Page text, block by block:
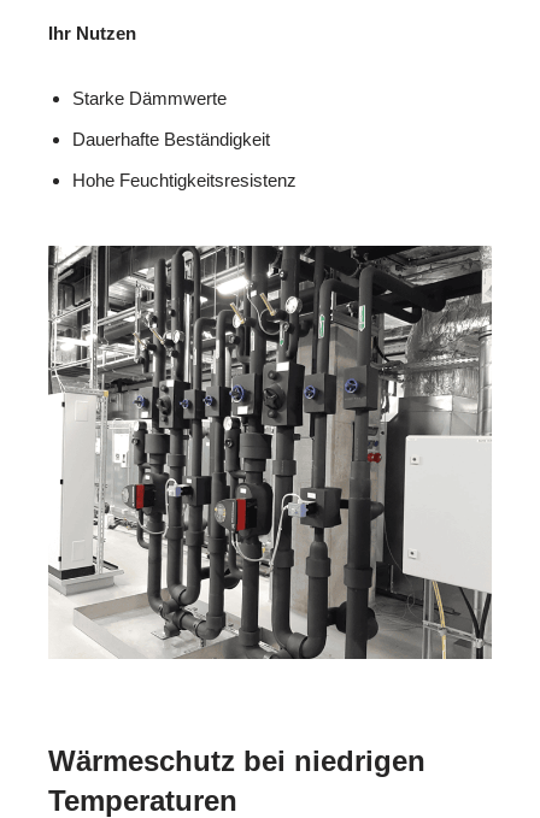
Ihr Nutzen
Starke Dämmwerte
Dauerhafte Beständigkeit
Hohe Feuchtigkeitsresistenz
Wärmeschutz bei niedrigen
Temperaturen